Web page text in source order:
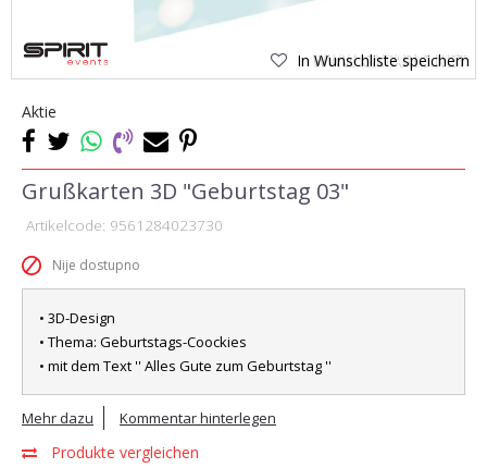
In Wunschliste speichern
Aktie
Grußkarten 3D "Geburtstag 03"
Artikelcode: 9561284023730
Nije dostupno
• 3D-Design
• Thema: Geburtstags-Coockies
• mit dem Text '' Alles Gute zum Geburtstag ''
Mehr dazu Kommentar hinterlegen
Produkte vergleichen